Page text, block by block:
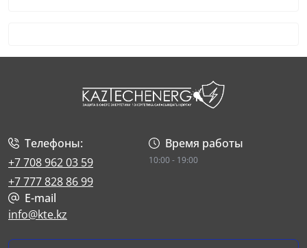
Телефоны:
+7 708 962 03 59
+7 777 828 86 99
Время работы
10:00 - 19:00
E-mail
info@kte.kz